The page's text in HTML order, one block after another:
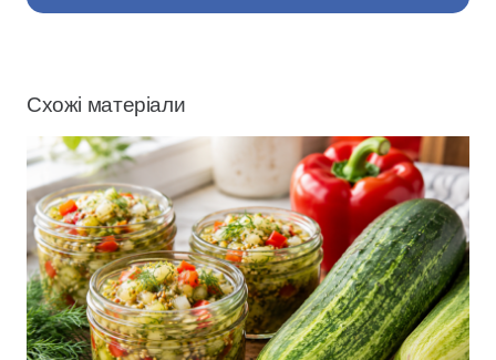
Схожі матеріали